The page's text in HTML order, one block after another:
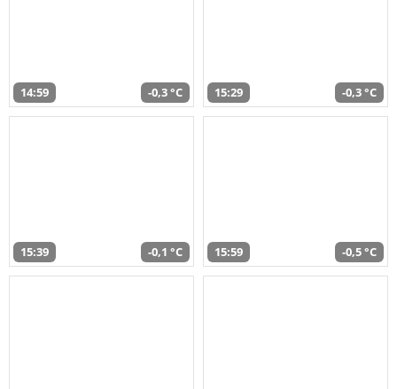
14:59 -0,3 °C 15:29 -0,3 °C
15:39 -0,1 °C 15:59 -0,5 °C